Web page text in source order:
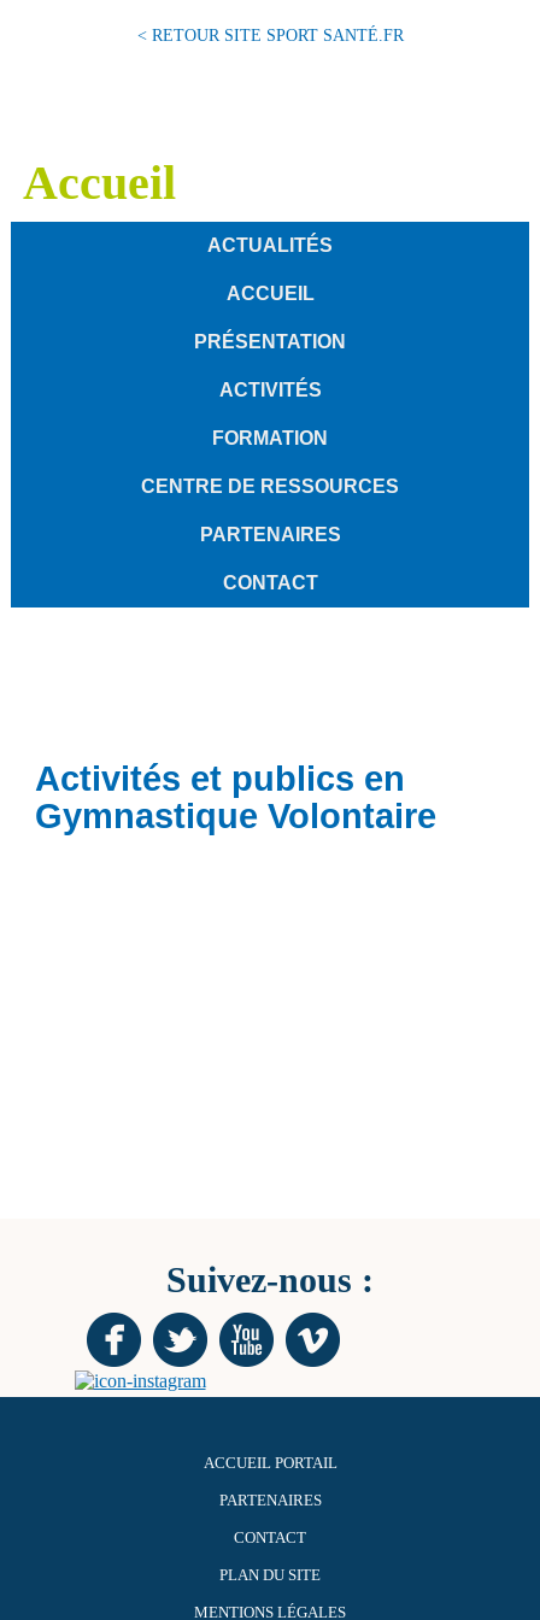
< RETOUR SITE SPORT SANTÉ.FR
Accueil
ACTUALITÉS
ACCUEIL
PRÉSENTATION
ACTIVITÉS
FORMATION
CENTRE DE RESSOURCES
PARTENAIRES
CONTACT
Activités et publics en
Gymnastique Volontaire
Suivez-nous :
ACCUEIL PORTAIL
PARTENAIRES
CONTACT
PLAN DU SITE
MENTIONS LÉGALES